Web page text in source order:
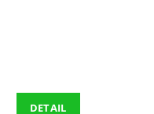
DETAIL